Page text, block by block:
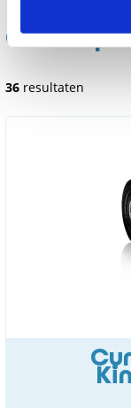
36 resultaten